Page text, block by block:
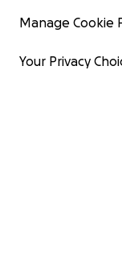
Manage Cookie
Your Privacy